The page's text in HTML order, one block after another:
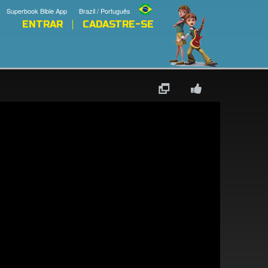
Brazil / Português
Superbook Bible App
ENTRAR CADASTRE-SE